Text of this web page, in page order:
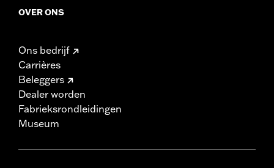
OVER ONS
Ons bedrijf
Carrières
Beleggers
Dealer worden
Fabrieksrondleidingen
Museum